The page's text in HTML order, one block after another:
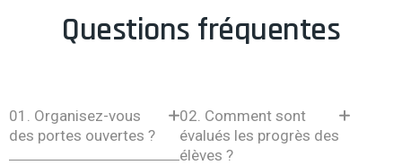
Questions fréquentes
01. Organisez-vous
des portes ouvertes ?
02. Comment sont
évalués les progrès des
élèves ?